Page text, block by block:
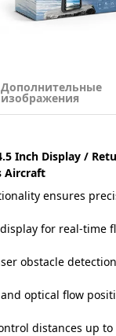
Дополнительные
изображения
Inch Display /
Aircraft
ensures
for real-time
obstacle
and optical flow
distances up